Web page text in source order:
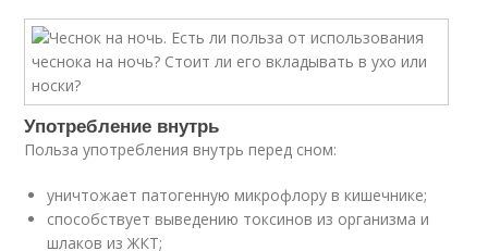
Употребление внутрь
Польза употребления внутрь перед сном:
уничтожает патогенную микрофлору в кишечнике;
способствует выведению токсинов из организма и
шлаков из ЖКТ;